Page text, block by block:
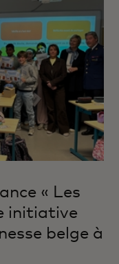
« Les
initiative
belge à